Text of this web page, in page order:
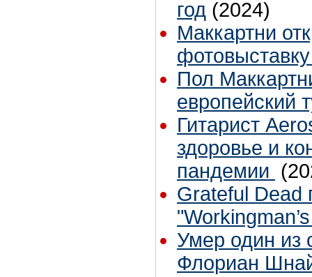
год (2024)
Маккартни
Пол
европейский
Гитарист
здоровье и
пандемии
Grateful Dead
Умер один из
Флориан